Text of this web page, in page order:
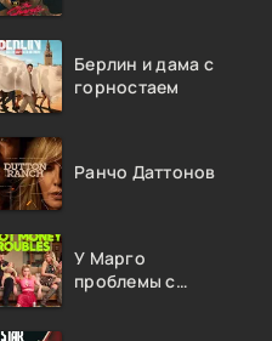
Берлин и дама с
горностаем
Ранчо Даттонов
У Марго
проблемы с